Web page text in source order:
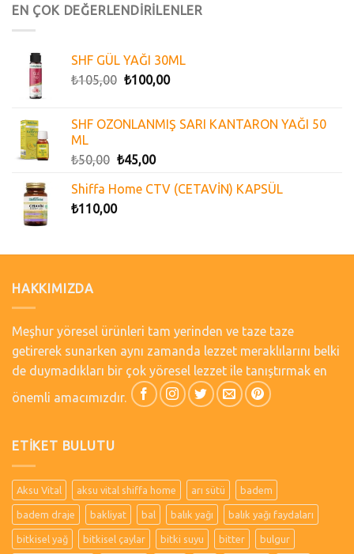
EN ÇOK DEĞERLENDİRİLENLER
SHF GÜL YAĞI 30ML
₺105,00 ₺100,00
SHF OZONLANMIŞ SARI KANTARON YAĞI 50
ML
₺50,00 ₺45,00
Shiffa Home CTV (CETAVİN) KAPSÜL
₺110,00
HAKKIMIZDA
Meşhur yöresel ürünleri tam yerinden ve taze taze
getirerek sunarken aynı zamanda lezzet meraklılarını belki
de duymadıkları bir çok yöresel lezzet ile tanıştırmak en
önemli amacımızdır.
ETIKET BULUTU
Aksu Vital aksu vital shiffa home arı sütü badem
badem draje bakliyat bal balık yağı balık yağı faydaları
bitkisel yağ bitkisel çaylar bitki suyu bitter bulgur